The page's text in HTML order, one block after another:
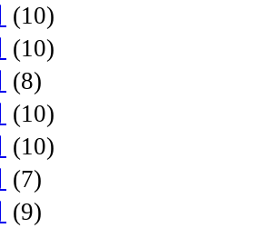
(10)
(10)
(8)
(10)
(10)
(7)
(9)